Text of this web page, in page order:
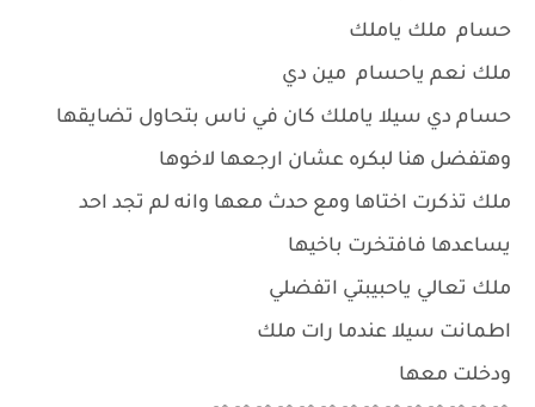
حسام ملك ياملك
ملك نعم ياحسام مين دي
حسام دي سيلا ياملك كان في ناس بتحاول تضايقها
وهتفضل هنا لبكره عشان ارجعها لاخوها
ملك تذكرت اختاها ومع حدث معها وانه لم تجد احد
يساعدها فافتخرت باخيها
ملك تعالي ياحبيبتي اتفضلي
اطمانت سيلا عندما رات ملك
ودخلت معها